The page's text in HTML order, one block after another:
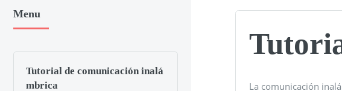
La comunicación
Menu
Tutorial de comunicación inalá
mbrica